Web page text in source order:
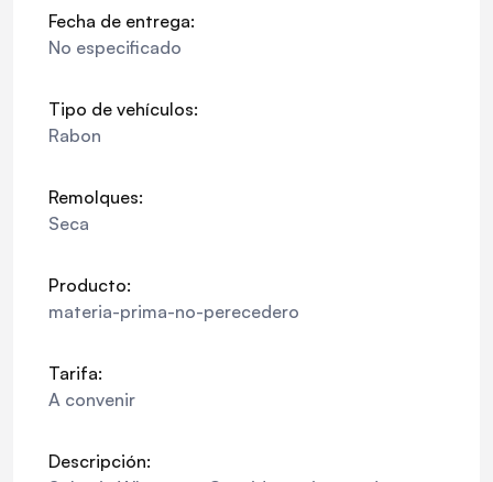
Fecha de entrega:
No especificado
Tipo de vehículos:
Rabon
Remolques:
Seca
Producto:
materia-prima-no-perecedero
Tarifa:
A convenir
Descripción: